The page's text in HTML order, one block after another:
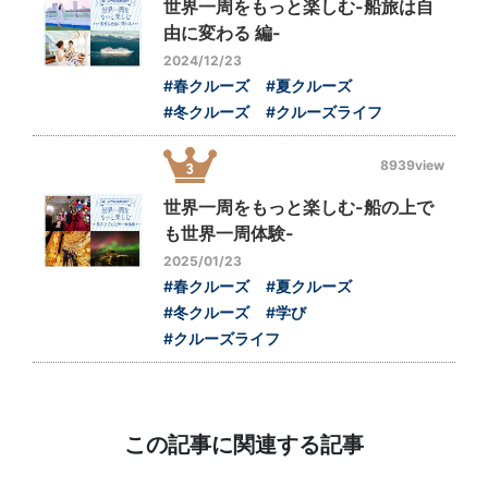
世界一周をもっと楽しむ-船旅は自
由に変わる 編-
2024/12/23
#春クルーズ
#夏クルーズ
#冬クルーズ
#クルーズライフ
8939view
世界一周をもっと楽しむ-船の上で
も世界一周体験-
2025/01/23
#春クルーズ
#夏クルーズ
#冬クルーズ
#学び
#クルーズライフ
この記事に関連する記事